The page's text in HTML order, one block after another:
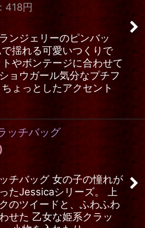
: 418円
ンジェリーのピンバッ
揺れる可愛いつくりで
やボンテージに合わせて
ョウガール気分なプチフ
ょっとしたアクセント
ッチバッグ
チバッグ 女の子の憧れが
たJessicaシリーズ。 上
のツイードと、ふわふわ
せた 乙女な姫系クラッ